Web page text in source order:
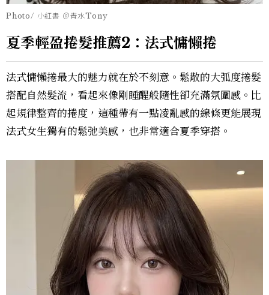
Photo/ 小紅書 ＠青水Tony
夏季輕盈捲髮推薦2：法式慵懶捲
法式慵懶捲最大的魅力就在於不刻意。鬆散的大弧度捲髮
搭配自然髮流，看起來像剛睡醒般隨性卻充滿氛圍感。比
起規律整齊的捲度，這種帶有一點凌亂感的線條更能展現
法式女生獨有的鬆弛美感，也非常適合夏季穿搭。